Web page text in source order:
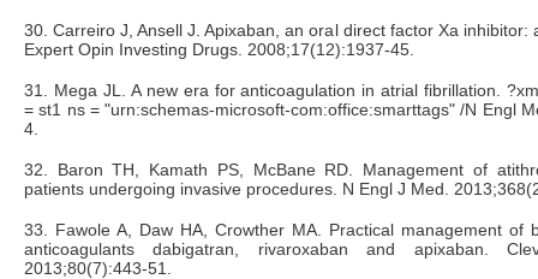
30. Carreiro J, Ansell J. Apixaban, an oral direct factor Xa inhibitor:
Expert Opin Investing Drugs. 2008;17(12):1937-45.
31. Mega JL. A new era for anticoagulation in atrial fibrillation.
= st1 ns = "urn:schemas-microsoft-com:office:smarttags" /N Engl
4.
32. Baron TH, Kamath PS, McBane RD. Management of
patients undergoing invasive procedures. N Engl J Med.
33. Fawole A, Daw HA, Crowther MA. Practical management of
anticoagulants dabigatran, rivaroxaban and apixaban.
2013;80(7):443-51.